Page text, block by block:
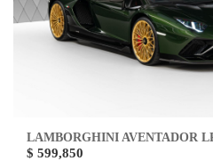
LAMBORGHINI AVENTADOR
$ 599,850